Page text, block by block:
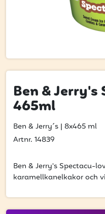
Glassutbildningar
Logga in
Vill du få
att få
Ange din e-postadress
E-postadress
Ben &
465ml
Ben & Jerry´s | 8x465 ml
Artnr. 14839
Ben & Jerry's Spectacu-
karamellkanelkakor och